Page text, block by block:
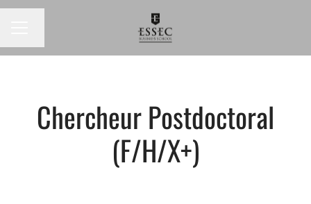
Chercheur Postdoctoral
(F/H/X+)